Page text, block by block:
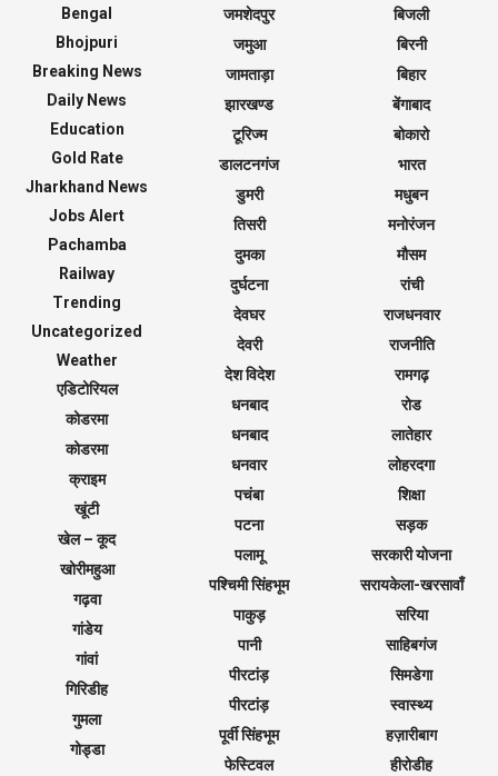
Bengal
Bhojpuri
Breaking News
Daily News
Education
Gold Rate
Jharkhand News
Jobs Alert
Pachamba
Railway
Trending
Uncategorized
Weather
एडिटोरियल
कोडरमा
कोडरमा
क्राइम
खूंटी
खेल – कूद
खोरीमहुआ
गढ़वा
गांडेय
गांवां
गिरिडीह
गुमला
गोड्डा
जमशेदपुर
जमुआ
जामताड़ा
झारखण्ड
टूरिज्म
डालटनगंज
डुमरी
तिसरी
दुमका
दुर्घटना
देवघर
देवरी
देश विदेश
धनबाद
धनबाद
धनवार
पचंबा
पटना
पलामू
पश्चिमी सिंहभूम
पाकुड़
पानी
पीरटांड़
पीरटांड़
पूर्वी सिंहभूम
फेस्टिवल
बिजली
बिरनी
बिहार
बेंगाबाद
बोकारो
भारत
मधुबन
मनोरंजन
मौसम
रांची
राजधनवार
राजनीति
रामगढ़
रोड
लातेहार
लोहरदगा
शिक्षा
सड़क
सरकारी योजना
सरायकेला-खरसावाँ
सरिया
साहिबगंज
सिमडेगा
स्वास्थ्य
हज़ारीबाग
हीरोडीह